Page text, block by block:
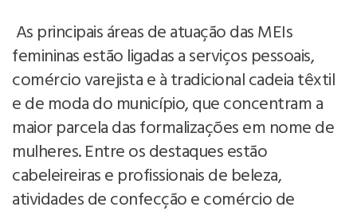
As principais áreas de atuação das MEIs
femininas estão ligadas a serviços pessoais,
comércio varejista e à tradicional cadeia têxtil
e de moda do município, que concentram a
maior parcela das formalizações em nome de
mulheres. Entre os destaques estão
cabeleireiras e profissionais de beleza,
atividades de confecção e comércio de